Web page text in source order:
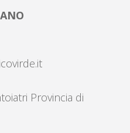
Provincia di